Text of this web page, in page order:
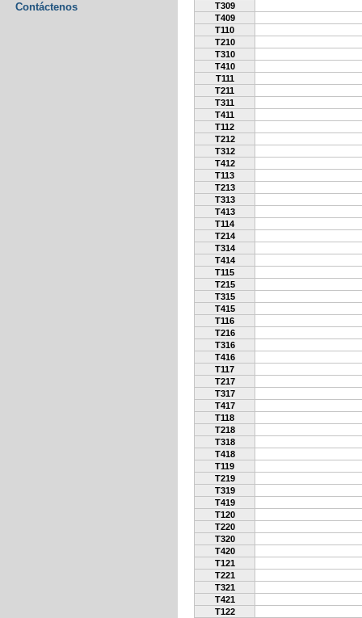
Contáctenos
T309
T409
T110
T210
T310
T410
T111
T211
T311
T411
T112
T212
T312
T412
T113
T213
T313
T413
T114
T214
T314
T414
T115
T215
T315
T415
T116
T216
T316
T416
T117
T217
T317
T417
T118
T218
T318
T418
T119
T219
T319
T419
T120
T220
T320
T420
T121
T221
T321
T421
T122